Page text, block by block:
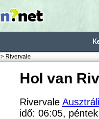
> Rivervale
Hol van
Rivervale
idő: 06:05,